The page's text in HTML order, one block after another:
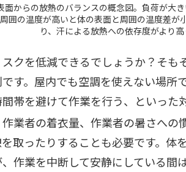
からの放熱のバランスの概念図。負荷が大
囲の温度が高いと体の表面と周囲の温度差
り、汗による放熱への依存度がより高
クを低減できるでしょうか？そも
す。屋内でも空調を使えない場所
帯を避けて作業を行う、といった
業者の着衣量、作業者の暑さへの
取ったりすることも必要です。体
作業を中断して安静にしている間